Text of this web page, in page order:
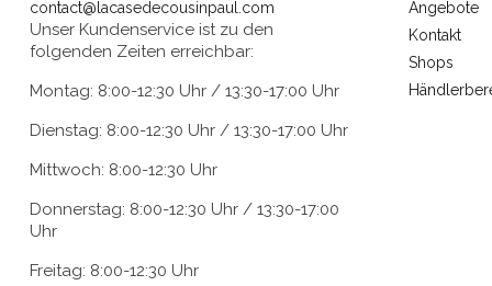
contact@lacasedecousinpaul.com
Unser Kundenservice ist zu den
folgenden Zeiten erreichbar:
Montag: 8:00-12:30 Uhr / 13:30-17:00 Uhr
Dienstag: 8:00-12:30 Uhr / 13:30-17:00 Uhr
Mittwoch: 8:00-12:30 Uhr
Donnerstag: 8:00-12:30 Uhr / 13:30-17:00
Uhr
Freitag: 8:00-12:30 Uhr
Angebote
Kontakt
Shops